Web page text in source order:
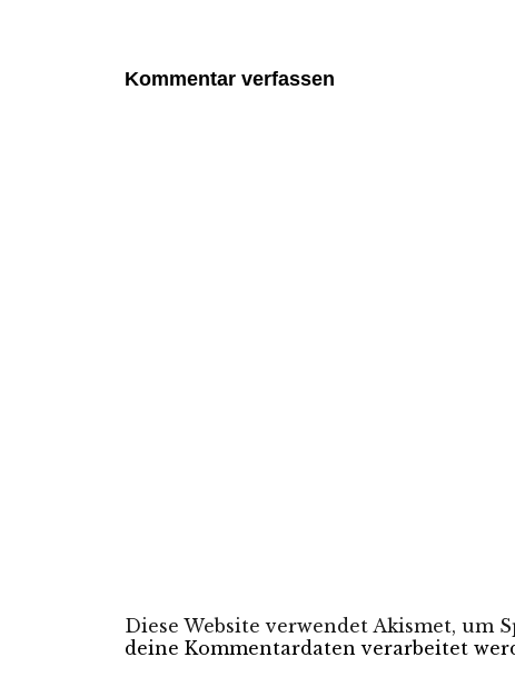
Kommentar verfassen
Diese Website verwendet Akismet, um
deine Kommentardaten verarbeitet